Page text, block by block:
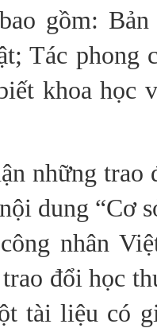
gồm:
Tác phong
khoa học
những
dung “Cơ
nhân
đổi học
tài liệu có